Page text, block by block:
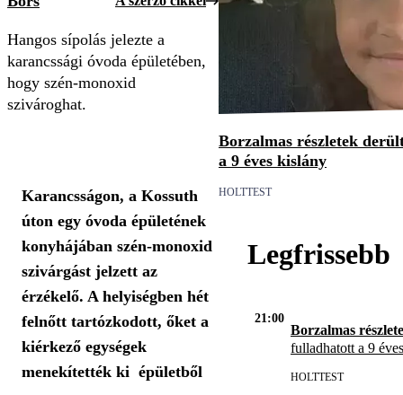
Hangos sípolás jelezte a
karancssági óvoda épületében,
hogy szén-monoxid
szivároghat.
Karancsságon, a Kossuth
úton egy óvoda épületének
konyhájában szén-monoxid
szivárgást jelzett az
érzékelő. A helyiségben hét
felnőtt tartózkodott, őket a
kiérkező egységek
menekítették ki épületből
Borzalmas részletek
a 9 éves kislány
HOLTTEST
Legfrissebb
21:00
Borzalmas
fulladhatott a 9
HOLTTEST